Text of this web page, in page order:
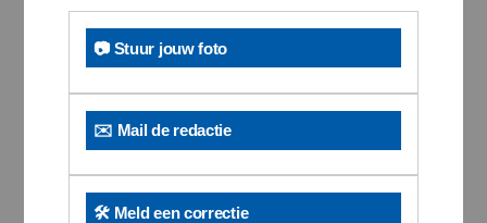
📷 Stuur jouw foto
✉️ Mail de redactie
🛠️ Meld een correctie